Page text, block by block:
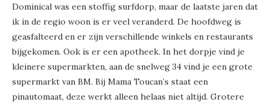
Dominical was een stoffig surfdorp, maar de laatste jaren dat
ik in de regio woon is er veel veranderd. De hoofdweg is
geasfalteerd en er zijn verschillende winkels en restaurants
bijgekomen. Ook is er een apotheek. In het dorpje vind je
kleinere supermarkten, aan de snelweg 34 vind je een grote
supermarkt van BM. Bij Mama Toucan’s staat een
pinautomaat, deze werkt alleen helaas niet altijd. Grotere